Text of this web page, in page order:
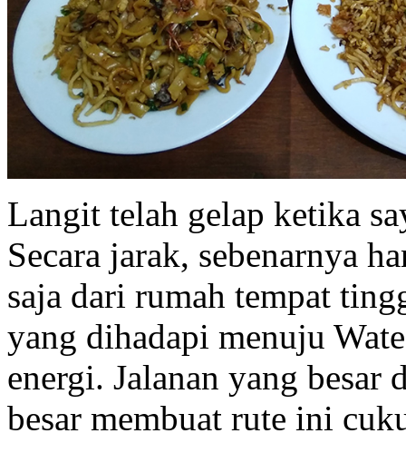
Langit telah gelap ketika
Secara jarak, sebenarnya
saja dari rumah tempat
yang dihadapi menuju
energi. Jalanan yang besar
besar membuat rute ini